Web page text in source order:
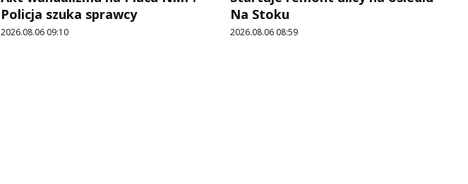
Policja szuka sprawcy
2026.08.06 09:10
Na Stoku
2026.08.06 08:59